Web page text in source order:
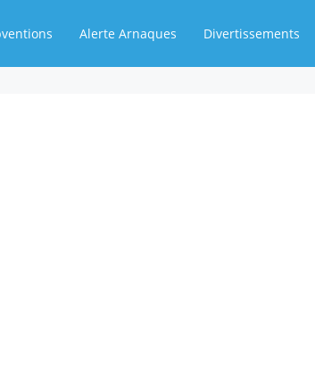
Alerte Arnaques Divertissements